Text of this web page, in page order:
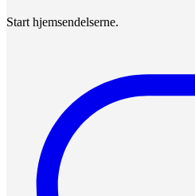
Start hjemsendelserne.